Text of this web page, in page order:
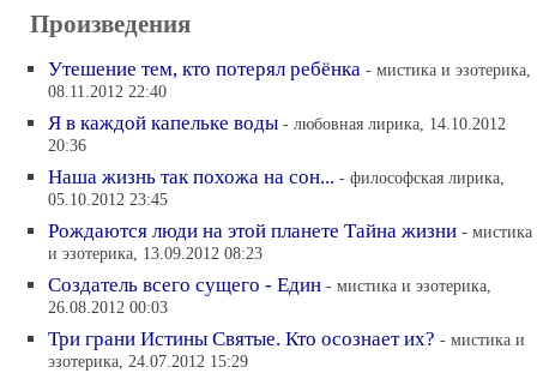
Произведения
Утешение тем, кто потерял ребёнка - мистика и эзотерика,
08.11.2012 22:40
Я в каждой капельке воды - любовная лирика, 14.10.2012
20:36
Наша жизнь так похожа на сон... - философская лирика,
05.10.2012 23:45
Рождаются люди на этой планете Тайна жизни - мистика
и эзотерика, 13.09.2012 08:23
Создатель всего сущего - Един - мистика и эзотерика,
26.08.2012 00:03
Три грани Истины Святые. Кто осознает их? - мистика и
эзотерика, 24.07.2012 15:29